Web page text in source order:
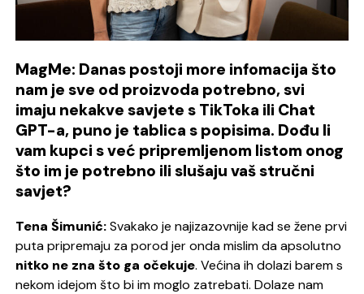
MagMe: Danas postoji more infomacija što
nam je sve od proizvoda potrebno, svi
imaju nekakve savjete s TikToka ili Chat
GPT-a, puno je tablica s popisima. Dođu li
vam kupci s već pripremljenom listom onog
što im je potrebno ili slušaju vaš stručni
savjet?
Tena Šimunić:Svakako je najizazovnije kad se žene prvi
puta pripremaju za porod jer onda mislim da apsolutno
nitko ne zna što ga očekuje. Većina ih dolazi barem s
nekom idejom što bi im moglo zatrebati. Dolaze nam